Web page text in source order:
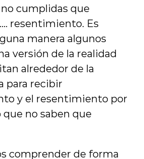
cumplidas que
resentimiento. Es
manera algunos
versión de la realidad
alrededor de la
para recibir
y el resentimiento por
no saben que
comprender de forma